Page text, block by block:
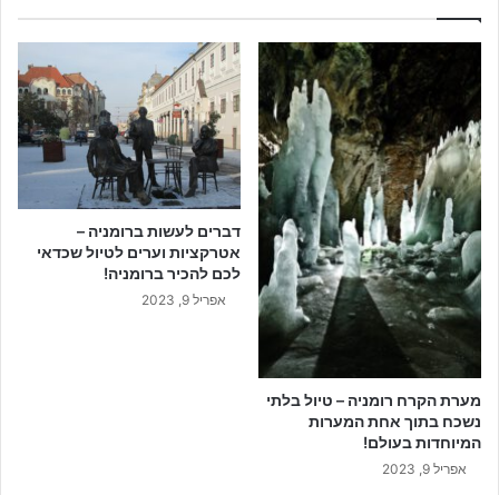
מערת הקרח רומניה – טיול בלתי
נשכח בתוך אחת המערות
המיוחדות בעולם!
אפריל 9, 2023
דברים לעשות ברומניה –
אטרקציות וערים לטיול שכדאי
לכם להכיר ברומניה!
אפריל 9, 2023